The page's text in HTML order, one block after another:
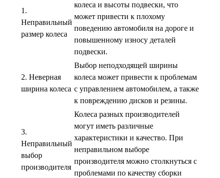
1.
Неправильный
размер колеса
колеса и высоты подвески, что
может привести к плохому
поведению автомобиля на дороге и
повышенному износу деталей
подвески.
2. Неверная
ширина колеса
Выбор неподходящей ширины
колеса может привести к проблемам
с управлением автомобилем, а также
к повреждению дисков и резины.
3.
Неправильный
выбор
производителя
Колеса разных производителей
могут иметь различные
характеристики и качество. При
неправильном выборе
производителя можно столкнуться с
проблемами по качеству сборки